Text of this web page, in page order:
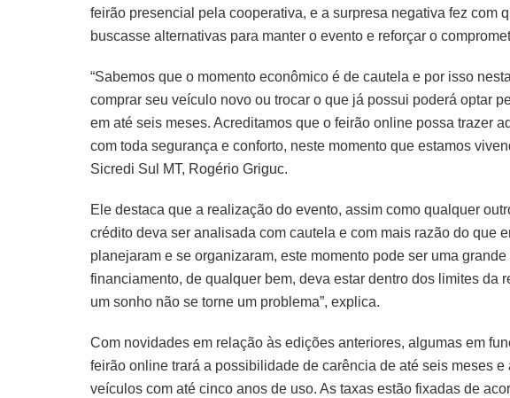
feirão presencial pela cooperativa, e a surpresa negativa fez com
buscasse alternativas para manter o evento e reforçar o
“Sabemos que o momento econômico é de cautela e por isso
comprar seu veículo novo ou trocar o que já possui poderá optar
em até seis meses. Acreditamos que o feirão online possa trazer
com toda segurança e conforto, neste momento que estamos
Sicredi Sul MT, Rogério Griguc.
Ele destaca que a realização do evento, assim como qualquer
crédito deva ser analisada com cautela e com mais razão do que
planejaram e se organizaram, este momento pode ser uma
financiamento, de qualquer bem, deva estar dentro dos limites da
um sonho não se torne um problema”, explica.
Com novidades em relação às edições anteriores, algumas em
feirão online trará a possibilidade de carência de até seis meses
veículos com até cinco anos de uso. As taxas estão fixadas de